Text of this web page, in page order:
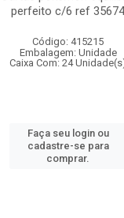
perfeito c/6 ref
Código: 415215
Embalagem: Unidade
Caixa Com: 24
Faça seu login ou
cadastre-se para
comprar.